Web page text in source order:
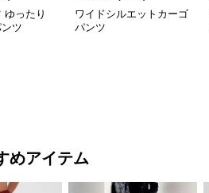
ゆったり
ツ
ワイドシルエットカーゴ
パンツ
めアイテム